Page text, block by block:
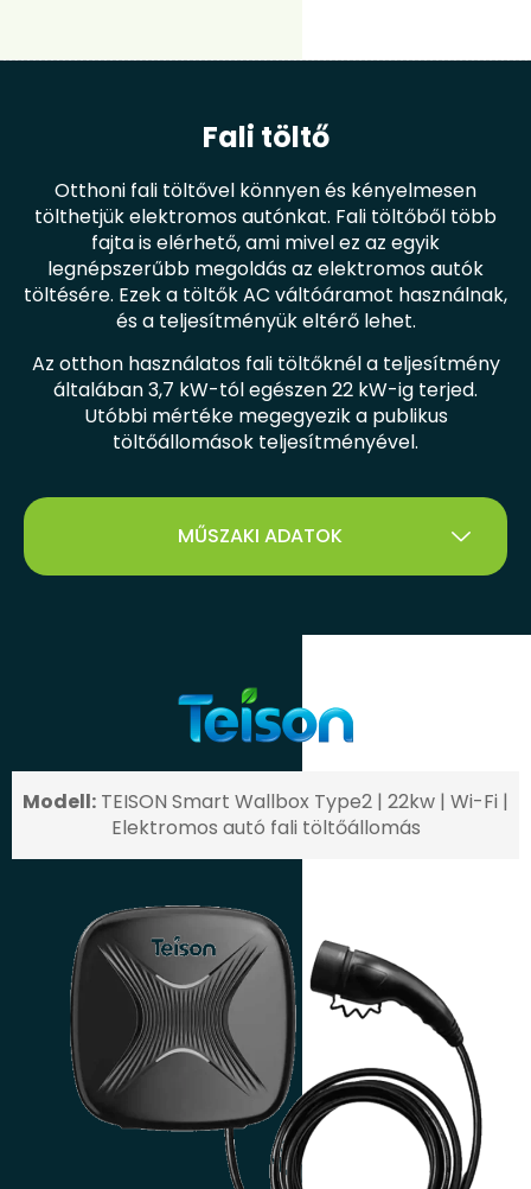
Fali töltő
Otthoni fali töltővel könnyen és kényelmesen
tölthetjük elektromos autónkat. Fali töltőből több
fajta is elérhető, ami mivel ez az egyik
legnépszerűbb megoldás az elektromos autók
töltésére. Ezek a töltők AC váltóáramot használnak,
és a teljesítményük eltérő lehet.
Az otthon használatos fali töltőknél a teljesítmény
általában 3,7 kW-tól egészen 22 kW-ig terjed.
Utóbbi mértéke megegyezik a publikus
töltőállomások teljesítményével.
MŰSZAKI ADATOK
Modell: TEISON Smart Wallbox Type2 | 22kw | Wi-Fi |
Elektromos autó fali töltőállomás